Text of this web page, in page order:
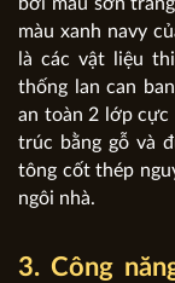
bởi màu sơn
màu xanh navy
là các vật liệu
thống lan can
an toàn 2 lớp cực
trúc bằng gỗ và
tông cốt thép
ngôi nhà.
3. Công